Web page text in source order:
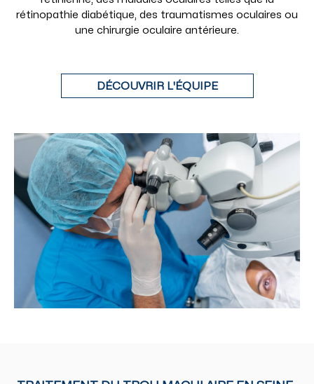
rétinopathie diabétique, des traumatismes oculaires ou
une chirurgie oculaire antérieure.
DÉCOUVRIR L'ÉQUIPE